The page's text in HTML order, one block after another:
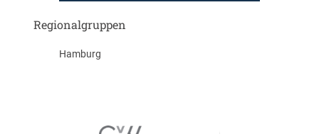
Regionalgruppen
Hamburg